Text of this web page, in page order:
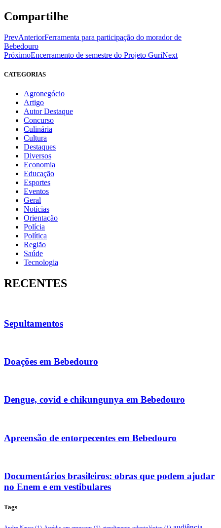
Compartilhe
PrevAnteriorFerramenta para participação do morador de
Bebedouro
PróximoEncerramento de semestre do Projeto GuriNext
CATEGORIAS
Agronegócio
Artigo
Autor Destaque
Concurso
Culinária
Cultura
Destaques
Diversos
Economia
Educação
Esportes
Eventos
Geral
Notícias
Orientação
Polícia
Política
Região
Saúde
Tecnologia
RECENTES
Sepultamentos
Doações em Bebedouro
Dengue, covid e chikungunya em Bebedouro
Apreensão de entorpecentes em Bebedouro
Documentários brasileiros: obras que podem ajudar
no Enem e em vestibulares
Tags